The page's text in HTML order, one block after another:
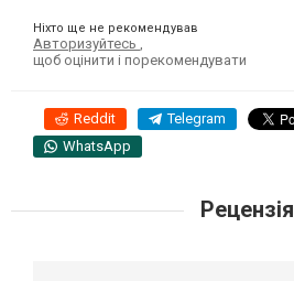
Ніхто ще не рекомендував
Авторизуйтесь
щоб оцінити і порекомендувати
Reddit Telegram
WhatsApp
Рецензія